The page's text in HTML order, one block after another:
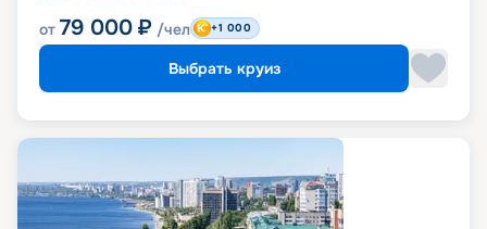
от 79 000 ₽ /чел +1 000
Выбрать круиз